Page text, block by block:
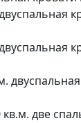
кв.м. две